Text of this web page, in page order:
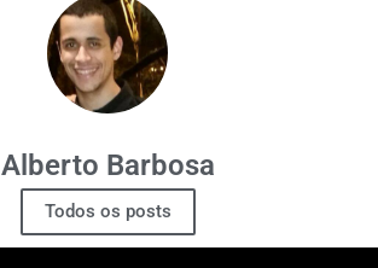
Alberto Barbosa
Todos os posts